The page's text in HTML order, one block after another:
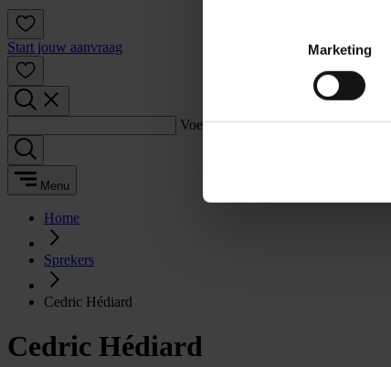
Marketing
Start jouw aanvraag
Voer een zoekterm in:
Menu
Home
Sprekers
Cedric Hédiard
Cedric Hédiard